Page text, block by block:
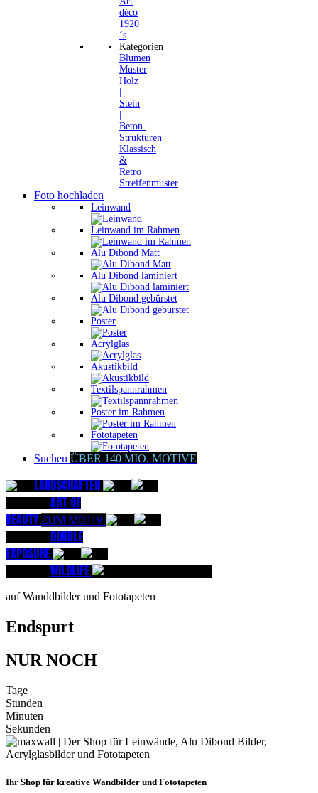
déco
1920
´s
Kategorien
Blumen
Muster
Holz
Stein
Beton-
Strukturen
Klassisch
&
Retro
Streifenmuster
Foto hochladen
Leinwand
Leinwand im Rahmen
Alu Dibond Matt
Alu Dibond laminiert
Alu Dibond gebürstet
Poster
Acrylglas
Akustikbild
Textilspannrahmen
Poster im Rahmen
Fototapeten
Suchen ÜBER 140 MIO. MOTIVE
LANDSCHAFTEN
KI-
PICTURESART OF
BEAUTYZUM MOTIV
KI-
PICTURESDOUBLE
EXPOSURE
KI-
PICTURESWILDLIFE
auf Wanddbilder und Fototapeten
Endspurt
NUR NOCH
Tage
Stunden
Minuten
Sekunden
Ihr Shop für kreative Wandbilder und Fototapeten